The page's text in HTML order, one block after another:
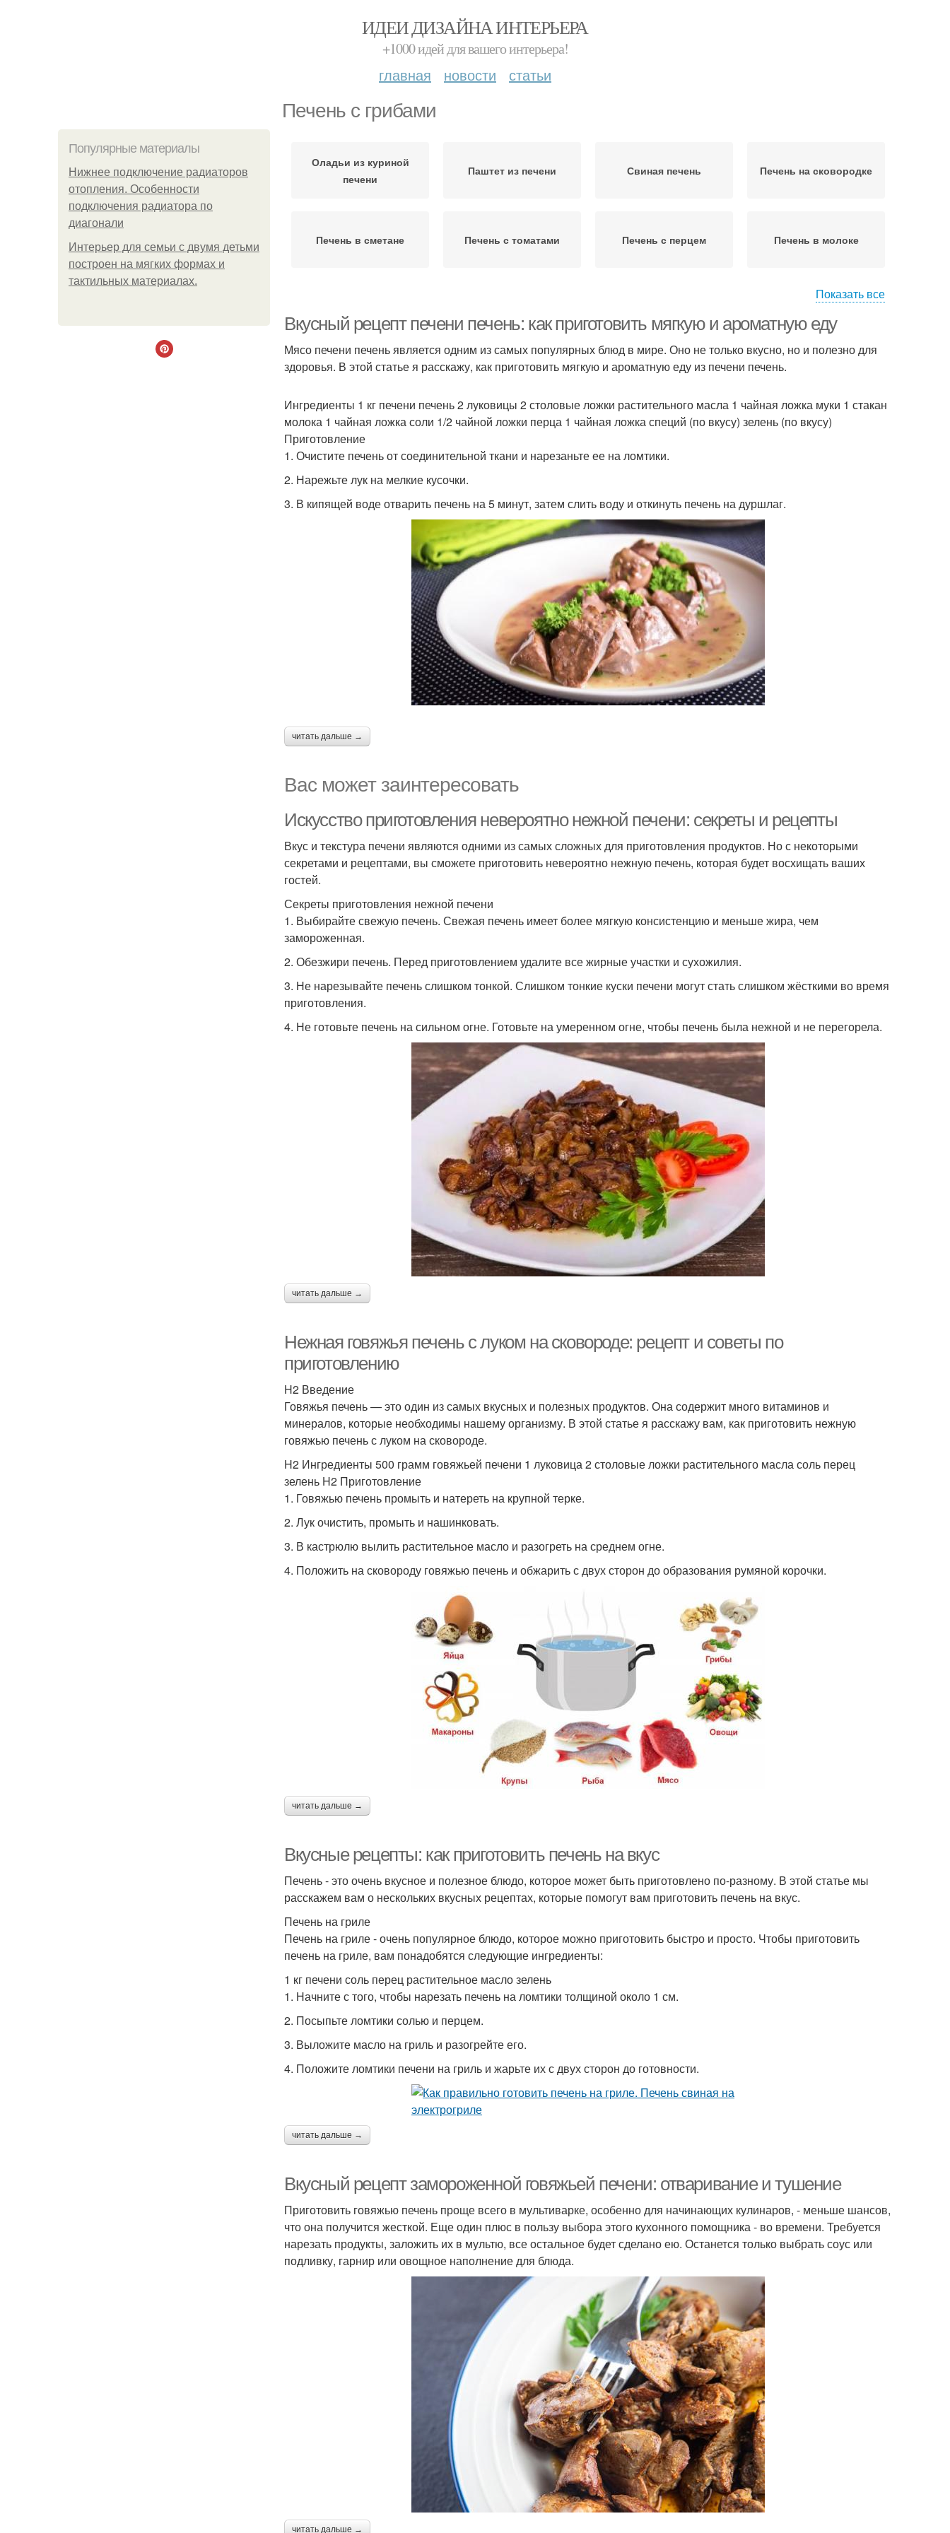
ИДЕИ ДИЗАЙНА ИНТЕРЬЕРА
+1000 идей для вашего интерьера!
главная новости статьи
Печень с грибами
Популярные материалы
Нижнее подключение радиаторов
отопления. Особенности
подключения радиатора по
диагонали
Интерьер для семьи с двумя детьми
построен на мягких формах и
тактильных материалах.
Оладьи из куриной
печени
Паштет из печени Свиная печень Печень на сковородке
Печень в сметане Печень с томатами Печень с перцем Печень в молоке
печени
Показать все
Вкусный рецепт печени печень: как приготовить мягкую и ароматную еду
Мясо печени печень является одним из самых популярных блюд в мире. Оно не только вкусно, но и полезно для
здоровья. В этой статье я расскажу, как приготовить мягкую и ароматную еду из печени печень.
Ингредиенты 1 кг печени печень 2 луковицы 2 столовые ложки растительного масла 1 чайная ложка муки 1 стакан
молока 1 чайная ложка соли 1/2 чайной ложки перца 1 чайная ложка специй (по вкусу) зелень (по вкусу)
Приготовление
1. Очистите печень от соединительной ткани и нарезаньте ее на ломтики.
2. Нарежьте лук на мелкие кусочки.
3. В кипящей воде отварить печень на 5 минут, затем слить воду и откинуть печень на дуршлаг.
читать дальше →
Вас может заинтересовать
Искусство приготовления невероятно нежной печени: секреты и рецепты
Вкус и текстура печени являются одними из самых сложных для приготовления продуктов. Но с некоторыми
секретами и рецептами, вы сможете приготовить невероятно нежную печень, которая будет восхищать ваших
гостей.
Секреты приготовления нежной печени
1. Выбирайте свежую печень. Свежая печень имеет более мягкую консистенцию и меньше жира, чем
замороженная.
2. Обезжири печень. Перед приготовлением удалите все жирные участки и сухожилия.
3. Не нарезывайте печень слишком тонкой. Слишком тонкие куски печени могут стать слишком жёсткими во время
приготовления.
4. Не готовьте печень на сильном огне. Готовьте на умеренном огне, чтобы печень была нежной и не перегорела.
читать дальше →
Нежная говяжья печень с луком на сковороде: рецепт и советы по
приготовлению
H2 Введение
Говяжья печень — это один из самых вкусных и полезных продуктов. Она содержит много витаминов и
минералов, которые необходимы нашему организму. В этой статье я расскажу вам, как приготовить нежную
говяжью печень с луком на сковороде.
H2 Ингредиенты 500 грамм говяжьей печени 1 луковица 2 столовые ложки растительного масла соль перец
зелень H2 Приготовление
1. Говяжью печень промыть и натереть на крупной терке.
2. Лук очистить, промыть и нашинковать.
3. В кастрюлю вылить растительное масло и разогреть на среднем огне.
4. Положить на сковороду говяжью печень и обжарить с двух сторон до образования румяной корочки.
читать дальше →
Вкусные рецепты: как приготовить печень на вкус
Печень - это очень вкусное и полезное блюдо, которое может быть приготовлено по-разному. В этой статье мы
расскажем вам о нескольких вкусных рецептах, которые помогут вам приготовить печень на вкус.
Печень на гриле
Печень на гриле - очень популярное блюдо, которое можно приготовить быстро и просто. Чтобы приготовить
печень на гриле, вам понадобятся следующие ингредиенты:
1 кг печени соль перец растительное масло зелень
1. Начните с того, чтобы нарезать печень на ломтики толщиной около 1 см.
2. Посыпьте ломтики солью и перцем.
3. Выложите масло на гриль и разогрейте его.
4. Положите ломтики печени на гриль и жарьте их с двух сторон до готовности.
читать дальше →
Вкусный рецепт замороженной говяжьей печени: отваривание и тушение
Приготовить говяжью печень проще всего в мультиварке, особенно для начинающих кулинаров, - меньше шансов,
что она получится жесткой. Еще один плюс в пользу выбора этого кухонного помощника - во времени. Требуется
нарезать продукты, заложить их в мультю, все остальное будет сделано ею. Останется только выбрать соус или
подливку, гарнир или овощное наполнение для блюда.
читать дальше →